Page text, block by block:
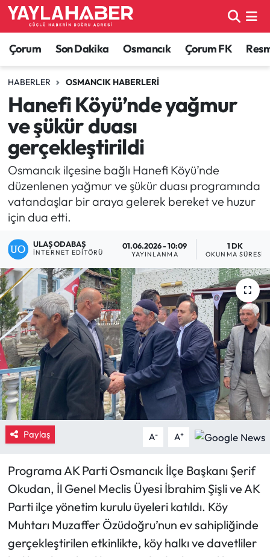
Çorum Son Dakika Osmancık Çorum FK
HABERLER OSMANCIK HABERLERI
Hanefi Köyü’nde yağmur
ve şükür duası
gerçekleştirildi
Osmancık ilçesine bağlı Hanefi Köyü’nde
düzenlenen yağmur ve şükür duası programında
vatandaşlar bir araya gelerek bereket ve huzur
için dua etti.
ULAŞ ODABAŞ
İNTERNET EDITÖRÜ
01.06.2026 - 10:09
YAYINLANMA
1 DK
OKUNMA SÜRESI
Paylaş A- A+
Programa AK Parti Osmancık İlçe Başkanı Şerif
Okudan, İl Genel Meclis Üyesi İbrahim Şişli ve AK
Parti ilçe yönetim kurulu üyeleri katıldı. Köy
Muhtarı Muzaffer Özüdoğru’nun ev sahipliğinde
gerçekleştirilen etkinlikte, köy halkı ve davetliler
Alaca Haberleri
Bayat Haberleri
Bilgi - Keşfet Haberleri
Bilim ve Teknoloji
Boğazkale Haberleri
Çorum Haberleri
Eğitim
Ekonomi
Güncel
İskilip Haberleri
Kargı Haberleri
Kimdir?
Kültür Sanat
Laçin Haberleri
Magazin
Çorum Nöbetçi Eczaneler
Çorum Hava Durumu
Çorum Namaz Vakitleri
Çorum Trafik Yoğunluk Haritası
TFF 1.Lig Puan Durumu ve Fikstür
Tüm Manşetler